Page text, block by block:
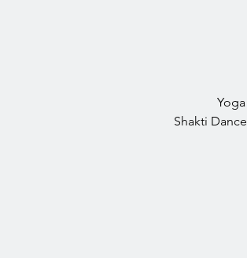
Shakti